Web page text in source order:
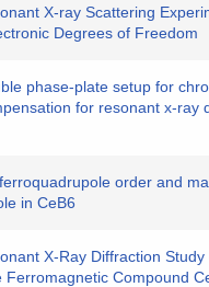
X-ray Scattering
Degrees of Freedom
phase-plate setup for
for resonant x-ray
order and
in CeB6
X-Ray Diffraction
Ferromagnetic Compound